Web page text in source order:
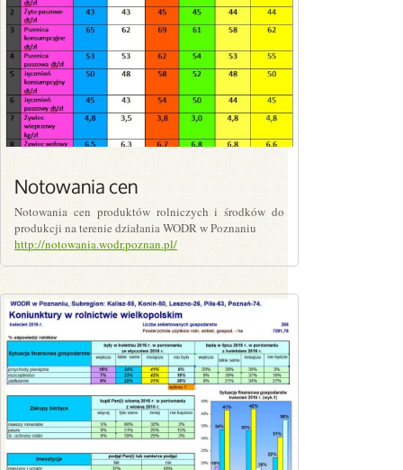
Notowania cen
Notowania cen produktów rolniczych i środków do
produkcji na terenie działania WODR w Poznaniu
http://notowania.wodr.poznan.pl/